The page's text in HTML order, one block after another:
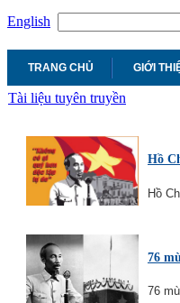
English
TRANG CHỦ GIỚI
Tài liệu tuyên truyền
Hồ
Hồ
76
76